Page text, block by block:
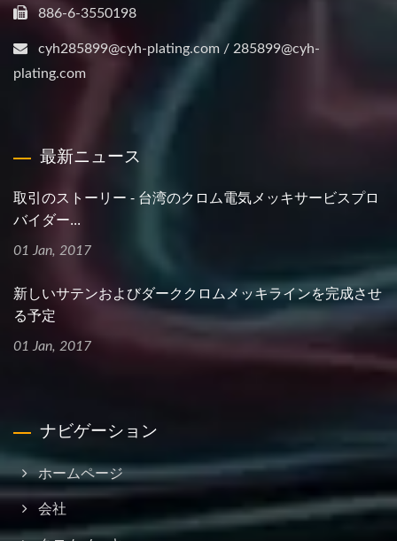
886-6-3550198
cyh285899@cyh-plating.com / 285899@cyh-
plating.com
最新ニュース
取引のストーリー - 台湾のクロム電気メッキサービスプロ
バイダー...
01 Jan, 2017
新しいサテンおよびダーククロムメッキラインを完成させ
る予定
01 Jan, 2017
ナビゲーション
ホームページ
会社